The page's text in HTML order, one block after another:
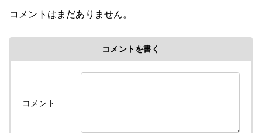
コメントはまだありません。
コメントを書く
コメント